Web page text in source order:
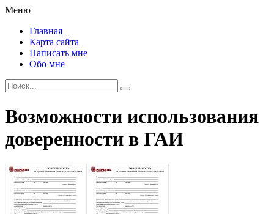
Меню
Главная
Карта сайта
Написать мне
Обо мне
Возможности использования
доверенности в ГАИ